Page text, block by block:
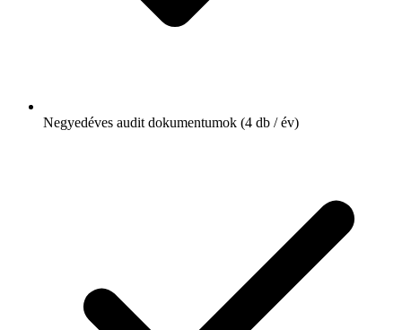
Negyedéves audit dokumentumok (4 db / év)